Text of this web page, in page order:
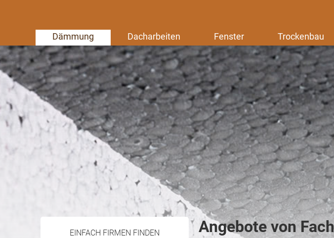
Dämmung Dacharbeiten Fenster Trockenbau
EINFACH FIRMEN FINDEN Angebote von